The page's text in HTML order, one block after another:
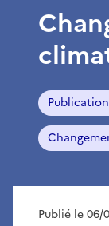
Publié le 06/